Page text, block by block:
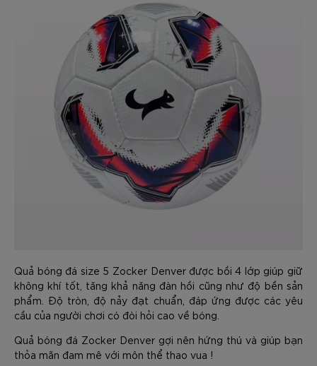
Quả bóng đá size 5 Zocker Denver được bồi 4 lớp giúp giữ
không khí tốt, tăng khả năng đàn hồi cũng như độ bền sản
phẩm. Độ tròn, độ nảy đạt chuẩn, đáp ứng được các yêu
cầu của người chơi có đòi hỏi cao về bóng.
Quả bóng đá Zocker Denver gợi nên hứng thú và giúp bạn
thỏa mãn đam mê với môn thể thao vua !